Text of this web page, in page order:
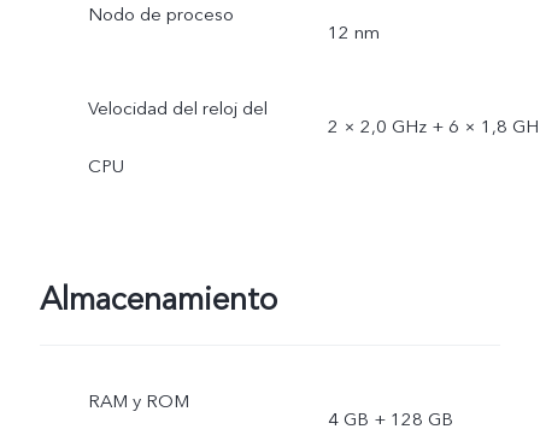
Nodo de proceso
12 nm
Velocidad del reloj del
CPU
2 × 2,0 GHz + 6 × 1,8
Almacenamiento
RAM y ROM
4 GB + 128 GB